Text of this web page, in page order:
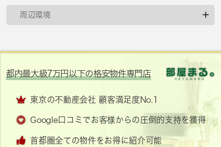
周辺環境
都内最大級7万円以下の格安物件専門店
東京の不動産会社 顧客満足度No.1
Google口コミでお客様からの圧倒的支持を獲得
首都圏全ての物件をお得に紹介可能